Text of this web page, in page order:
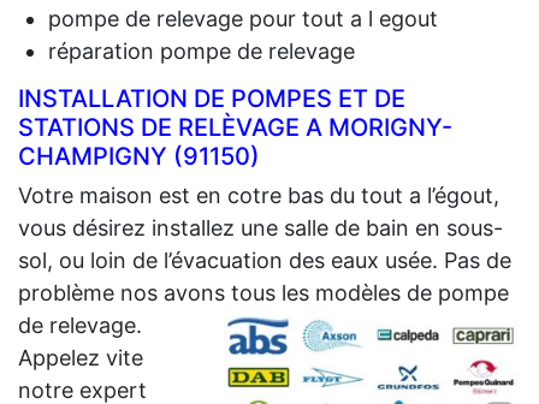
pompe de relevage pour tout a l egout
réparation pompe de relevage
INSTALLATION DE POMPES ET DE
STATIONS DE RELÈVAGE A MORIGNY-
CHAMPIGNY (91150)
Votre maison est en cotre bas du tout a l’égout,
vous désirez installez une salle de bain en sous-
sol, ou loin de l’évacuation des eaux usée. Pas de
problème nos avons tous les modèles de pompe
de relevage.
Appelez vite
notre expert